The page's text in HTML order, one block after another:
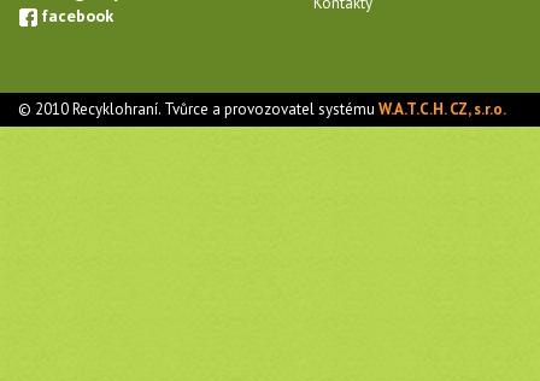
facebook
© 2010 Recyklohraní. Tvůrce a provozovatel systémuW.A.T.C.H. CZ, s.r.o.